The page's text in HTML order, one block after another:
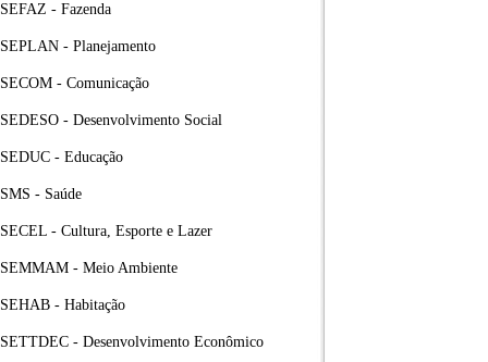
SEFAZ - Fazenda
SEPLAN - Planejamento
SECOM - Comunicação
SEDESO - Desenvolvimento Social
SEDUC - Educação
SMS - Saúde
SECEL - Cultura, Esporte e Lazer
SEMMAM - Meio Ambiente
SEHAB - Habitação
SETTDEC - Desenvolvimento Econômico